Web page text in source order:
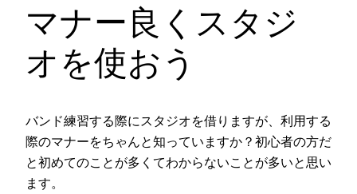
マナー良くスタジ
オを使おう
バンド練習する際にスタジオを借りますが、利用する
際のマナーをちゃんと知っていますか？初心者の方だ
と初めてのことが多くてわからないことが多いと思い
ます。